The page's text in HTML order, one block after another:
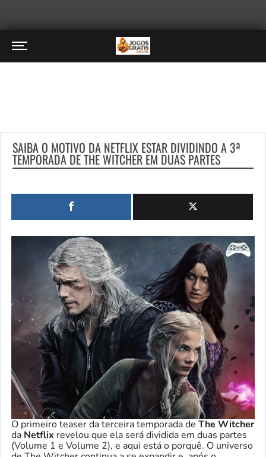
SAIBA O MOTIVO DA NETFLIX ESTAR DIVIDINDO A 3ª
TEMPORADA DE THE WITCHER EM DUAS PARTES
O primeiro teaser da terceira temporada de The Witcher
da Netflix revelou que ela será dividida em duas partes
(Volume 1 e Volume 2), e aqui está o porquê. O universo